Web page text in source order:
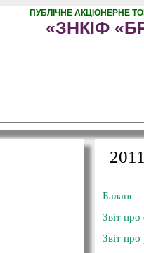
ПУБЛІЧНЕ АКЦІОНЕРНЕ
«ЗНКІФ
Баланс
Звіт про
Звіт